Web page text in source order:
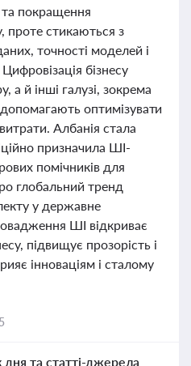
та покращення
проте стикаються з
точності моделей і
бізнесу
й інші галузі, зокрема
допомагають оптимізувати
Албанія стала
призначила ШІ-
помічників для
глобальний тренд
у державне
ШІ відкриває
підвищує прозорість і
інноваціям і сталому
та статті-джерела